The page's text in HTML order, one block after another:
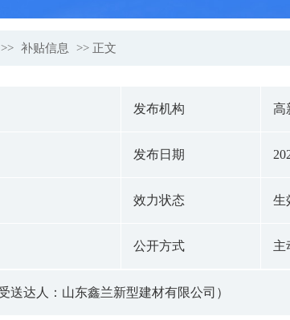
>> 补贴信息 >> 正文
发布机构 高
发布日期
效力状态 生
公开方式 主
送达人：山东鑫兰新型建材有限公司）